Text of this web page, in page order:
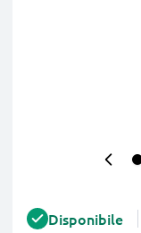
Disponibile